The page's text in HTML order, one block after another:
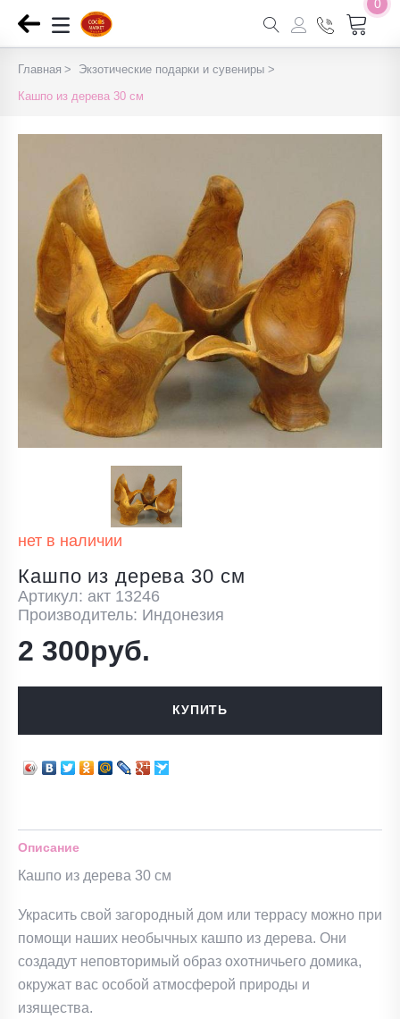
0
Главная
Экзотические подарки и сувениры
Кашпо из дерева 30 см
нет в наличии
Кашпо из дерева 30 см
Артикул: акт 13246
Производитель: Индонезия
2 300руб.
КУПИТЬ
Описание
Кашпо из дерева 30 см
Украсить свой загородный дом или террасу можно при
помощи наших необычных кашпо из дерева. Они
создадут неповторимый образ охотничьего домика,
окружат вас особой атмосферой природы и
изящества.